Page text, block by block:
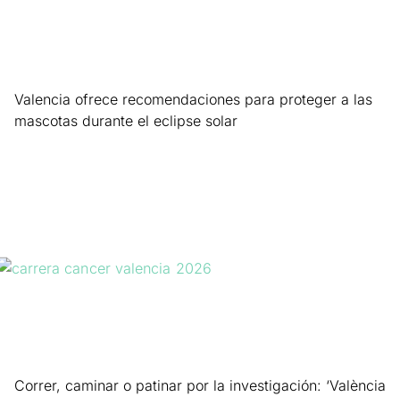
Valencia ofrece recomendaciones para proteger a las
mascotas durante el eclipse solar
Correr, caminar o patinar por la investigación: ‘València